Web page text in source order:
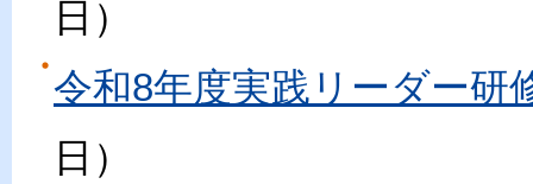
日
令和8年度実践リーダー研
日